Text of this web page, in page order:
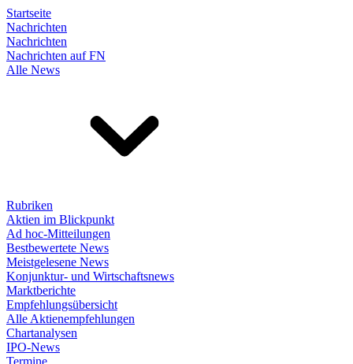
Startseite
Nachrichten
Nachrichten
Nachrichten auf FN
Alle News
Rubriken
Aktien im Blickpunkt
Ad hoc-Mitteilungen
Bestbewertete News
Meistgelesene News
Konjunktur- und Wirtschaftsnews
Marktberichte
Empfehlungsübersicht
Alle Aktienempfehlungen
Chartanalysen
IPO-News
Termine